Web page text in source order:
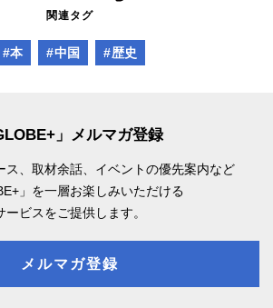
関連タグ
#本 #中国 #歴史
」メルマガ登録
、取材余話、 イベントの優先案内など
」を一層お楽しみいただける
ービスをご提供します。
メルマガ登録